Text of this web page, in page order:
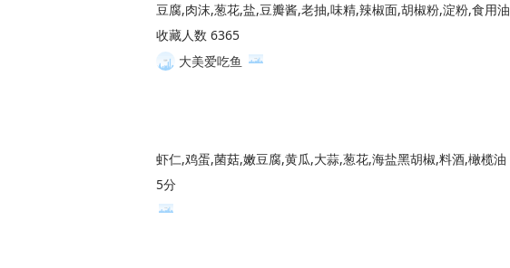
豆腐,肉沫,葱花,盐,豆瓣酱,老抽,味精,辣椒面,胡椒粉,淀粉,食用油
收藏人数 6365
大美爱吃鱼
虾仁,鸡蛋,菌菇,嫩豆腐,黄瓜,大蒜,葱花,海盐黑胡椒,料酒,橄榄油
5分